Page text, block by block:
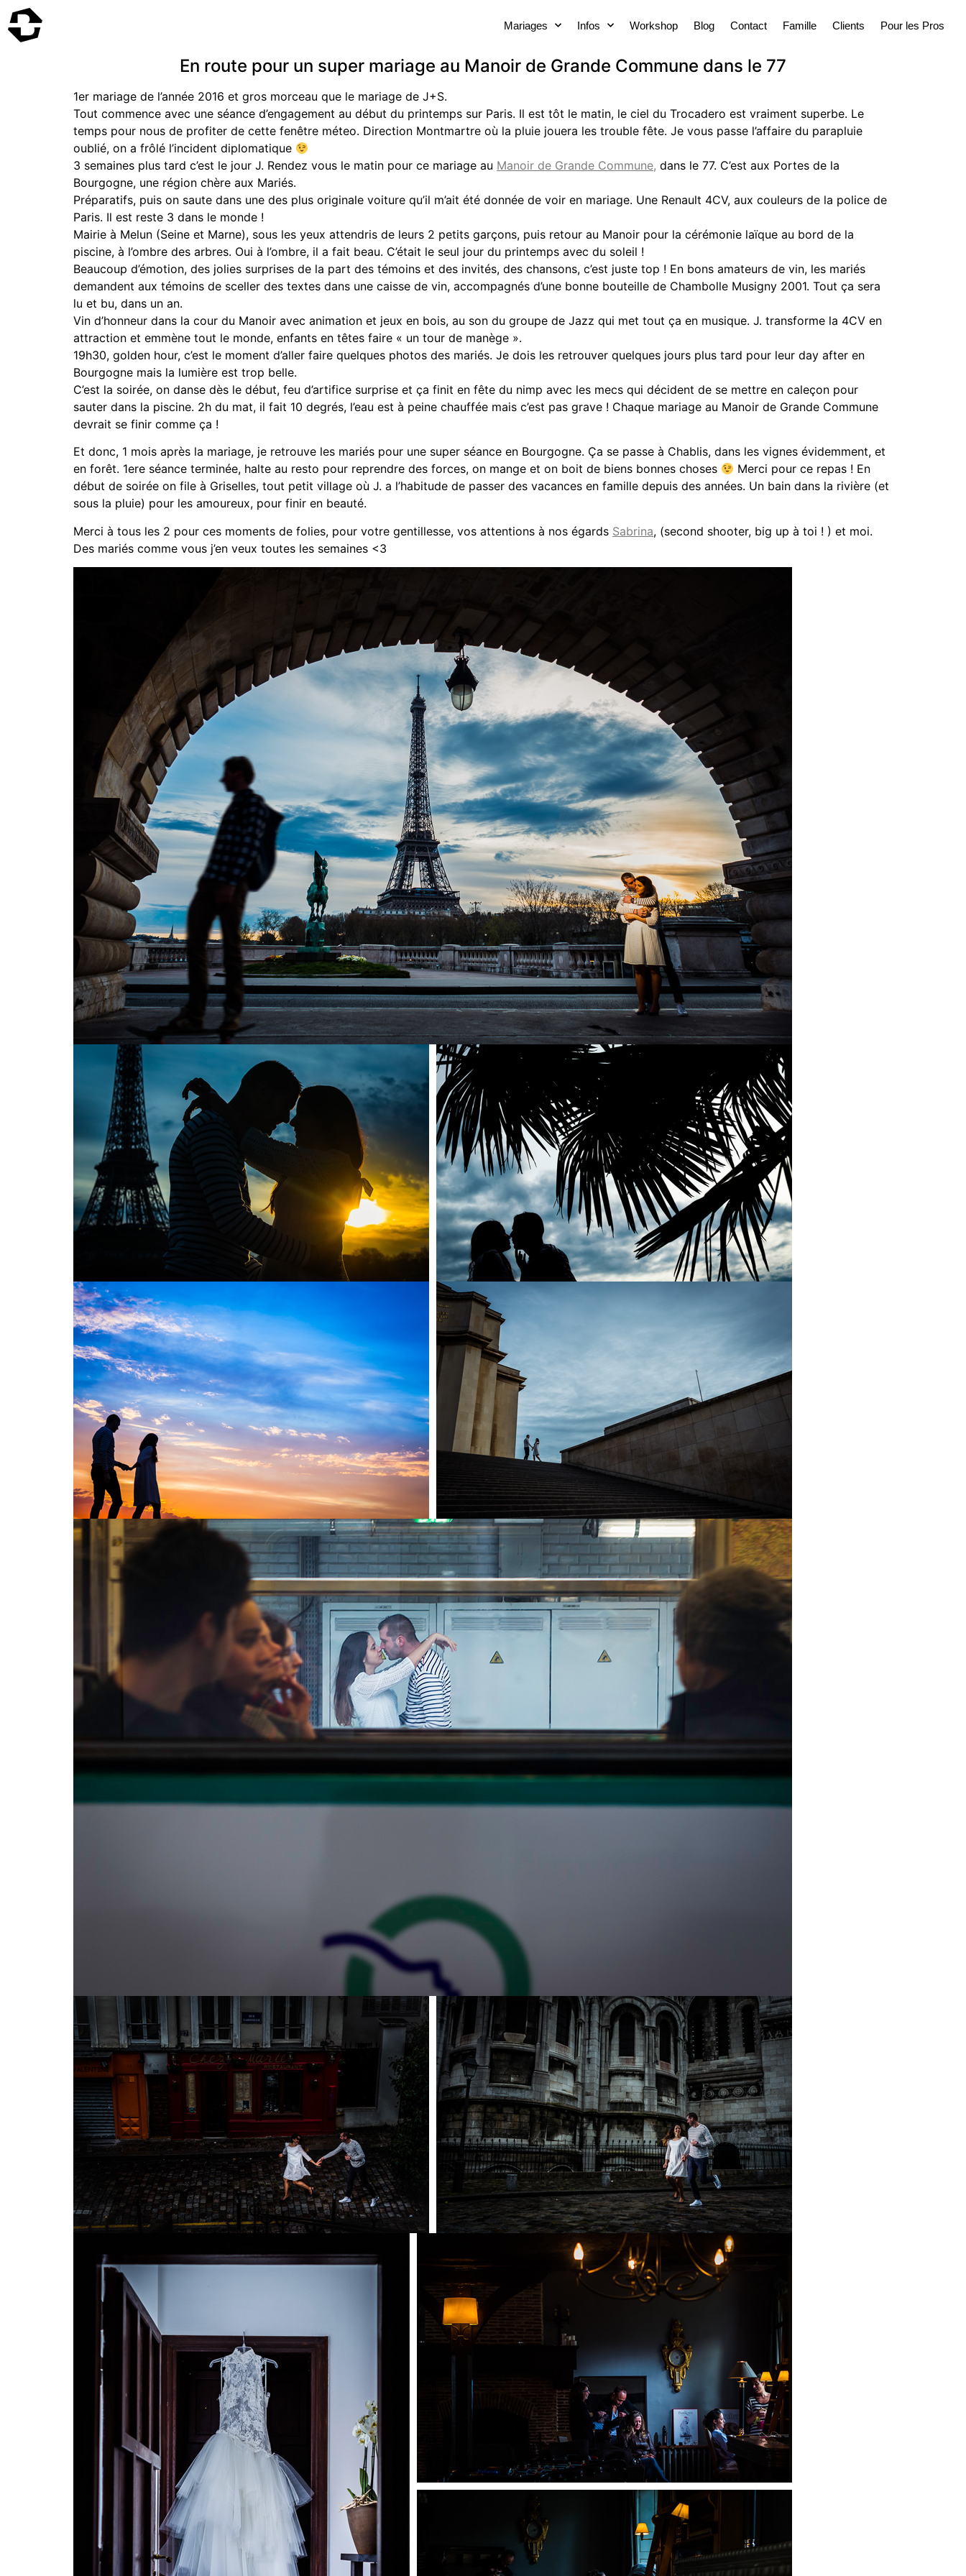
Mariages Infos Workshop Blog Contact Famille Clients Pour les Pros
En route pour un super mariage au Manoir de Grande Commune dans le 77
1er mariage de l’année 2016 et gros morceau que le mariage de J+S.
Tout commence avec une séance d’engagement au début du printemps sur Paris. Il est tôt le matin, le ciel du Trocadero est vraiment superbe. Le
temps pour nous de profiter de cette fenêtre méteo. Direction Montmartre où la pluie jouera les trouble fête. Je vous passe l’affaire du parapluie
oublié, on a frôlé l’incident diplomatique
3 semaines plus tard c’est le jour J. Rendez vous le matin pour ce mariage au Manoir de Grande Commune, dans le 77. C’est aux Portes de la
Bourgogne, une région chère aux Mariés.
Préparatifs, puis on saute dans une des plus originale voiture qu’il m’ait été donnée de voir en mariage. Une Renault 4CV, aux couleurs de la police de
Paris. Il est reste 3 dans le monde !
Mairie à Melun (Seine et Marne), sous les yeux attendris de leurs 2 petits garçons, puis retour au Manoir pour la cérémonie laïque au bord de la
piscine, à l’ombre des arbres. Oui à l’ombre, il a fait beau. C’était le seul jour du printemps avec du soleil !
Beaucoup d’émotion, des jolies surprises de la part des témoins et des invités, des chansons, c’est juste top ! En bons amateurs de vin, les mariés
demandent aux témoins de sceller des textes dans une caisse de vin, accompagnés d’une bonne bouteille de Chambolle Musigny 2001. Tout ça sera
lu et bu, dans un an.
Vin d’honneur dans la cour du Manoir avec animation et jeux en bois, au son du groupe de Jazz qui met tout ça en musique. J. transforme la 4CV en
attraction et emmène tout le monde, enfants en têtes faire « un tour de manège ».
19h30, golden hour, c’est le moment d’aller faire quelques photos des mariés. Je dois les retrouver quelques jours plus tard pour leur day after en
Bourgogne mais la lumière est trop belle.
C’est la soirée, on danse dès le début, feu d’artifice surprise et ça finit en fête du nimp avec les mecs qui décident de se mettre en caleçon pour
sauter dans la piscine. 2h du mat, il fait 10 degrés, l’eau est à peine chauffée mais c’est pas grave ! Chaque mariage au Manoir de Grande Commune
devrait se finir comme ça !
Et donc, 1 mois après la mariage, je retrouve les mariés pour une super séance en Bourgogne. Ça se passe à Chablis, dans les vignes évidemment, et
en forêt. 1ere séance terminée, halte au resto pour reprendre des forces, on mange et on boit de biens bonnes choses
Merci pour ce repas ! En
début de soirée on file à Griselles, tout petit village où J. a l’habitude de passer des vacances en famille depuis des années. Un bain dans la rivière (et
sous la pluie) pour les amoureux, pour finir en beauté.
Merci à tous les 2 pour ces moments de folies, pour votre gentillesse, vos attentions à nos égards Sabrina, (second shooter, big up à toi ! ) et moi.
Des mariés comme vous j’en veux toutes les semaines <3